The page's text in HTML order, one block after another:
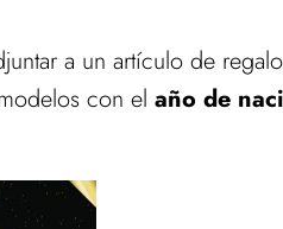
a un artículo de
con el año de